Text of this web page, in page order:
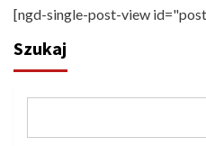
[ngd-single-post-view
Szukaj